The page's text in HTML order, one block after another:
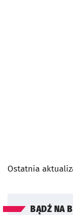
Ostatnia
BĄDŹ NA